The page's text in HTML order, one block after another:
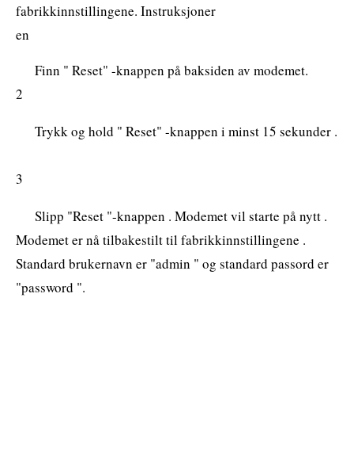
fabrikkinnstillingene. Instruksjoner
en
Finn " Reset" -knappen på baksiden av modemet.
2
Trykk og hold " Reset" -knappen i minst 15 sekunder .
3
Slipp "Reset "-knappen . Modemet vil starte på nytt .
Modemet er nå tilbakestilt til fabrikkinnstillingene .
Standard brukernavn er "admin " og standard passord er
"password ".